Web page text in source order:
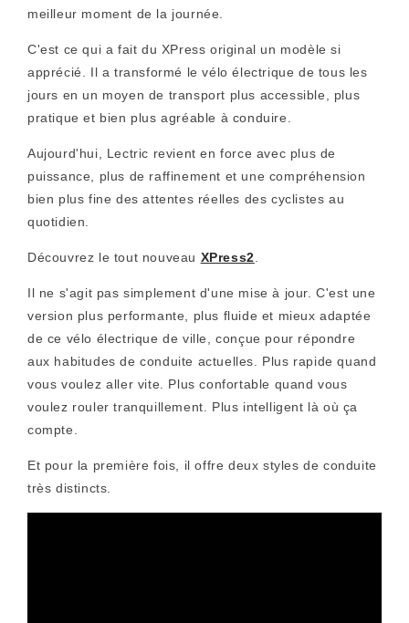
meilleur moment de la journée.
C'est ce qui a fait du XPress original un modèle si
apprécié. Il a transformé le vélo électrique de tous les
jours en un moyen de transport plus accessible, plus
pratique et bien plus agréable à conduire.
Aujourd'hui, Lectric revient en force avec plus de
puissance, plus de raffinement et une compréhension
bien plus fine des attentes réelles des cyclistes au
quotidien.
Découvrez le tout nouveau XPress2.
Il ne s'agit pas simplement d'une mise à jour. C'est une
version plus performante, plus fluide et mieux adaptée
de ce vélo électrique de ville, conçue pour répondre
aux habitudes de conduite actuelles. Plus rapide quand
vous voulez aller vite. Plus confortable quand vous
voulez rouler tranquillement. Plus intelligent là où ça
compte.
Et pour la première fois, il offre deux styles de conduite
très distincts.